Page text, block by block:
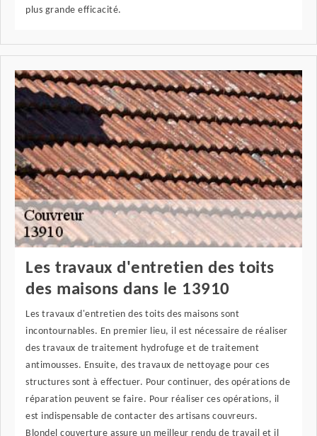
plus grande efficacité.
Les travaux d'entretien des toits
des maisons dans le 13910
Les travaux d'entretien des toits des maisons sont
incontournables. En premier lieu, il est nécessaire de réaliser
des travaux de traitement hydrofuge et de traitement
antimousses. Ensuite, des travaux de nettoyage pour ces
structures sont à effectuer. Pour continuer, des opérations de
réparation peuvent se faire. Pour réaliser ces opérations, il
est indispensable de contacter des artisans couvreurs.
Blondel couverture assure un meilleur rendu de travail et il